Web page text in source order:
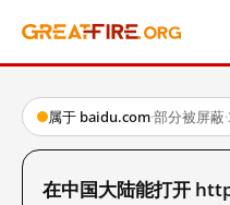
属于 baidu.com·部分被屏蔽·
在中国大陆能打开